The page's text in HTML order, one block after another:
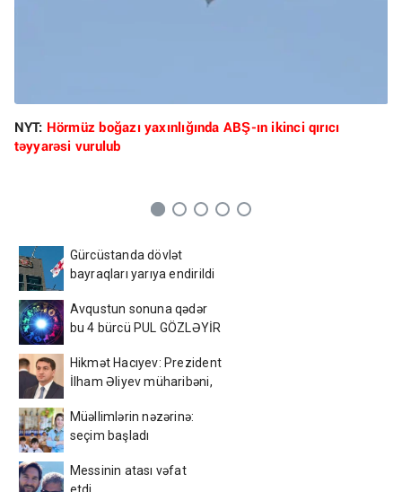
NYT: Hörmüz boğazı yaxınlığında ABŞ-ın ikinci qırıcı
təyyarəsi vurulub
Gürcüstanda dövlət
bayraqları yarıya endirildi
Avqustun sonuna qədər
bu 4 bürcü PUL GÖZLƏYİR
Hikmət Hacıyev: Prezident
İlham Əliyev müharibəni,
Müəllimlərin nəzərinə:
seçim başladı
Messinin atası vəfat